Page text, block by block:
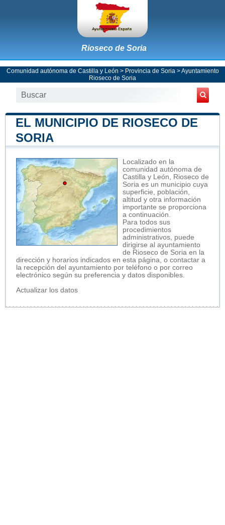
Rioseco de Soria
Comunidad autónoma de Castilla y León > Provincia de Soria >Ayuntamiento
Rioseco de Soria
EL MUNICIPIO DE RIOSECO DE
SORIA
Localizado en la
comunidad autónoma de
Castilla y León, Rioseco de
Soria es un municipio cuya
superficie, población,
altitud y otra información
importante se proporciona
a continuación.
Para todos sus
procedimientos
administrativos, puede
dirigirse al ayuntamiento
de Rioseco de Soria en la
dirección y horarios indicados en esta página, o contactar a
la recepción del ayuntamiento por teléfono o por correo
electrónico según su preferencia y datos disponibles.
Actualizar los datos